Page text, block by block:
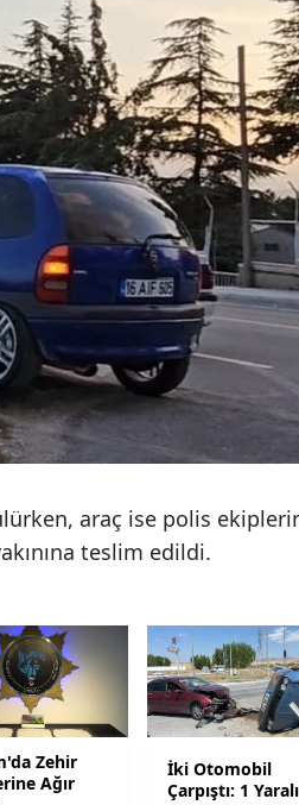
Gaziantep
Giresun
Gümüşhane
Hakkari
Hatay
Isparta
Mersin
İstanbul
İzmir
Kars
Kayseri
Kırşehir
Kocaeli
Konya
Kütahya
araç ise polis
teslim edildi.
Zehir
Ağır
İki Otomobil
Çarpıştı: 1 Yaralı